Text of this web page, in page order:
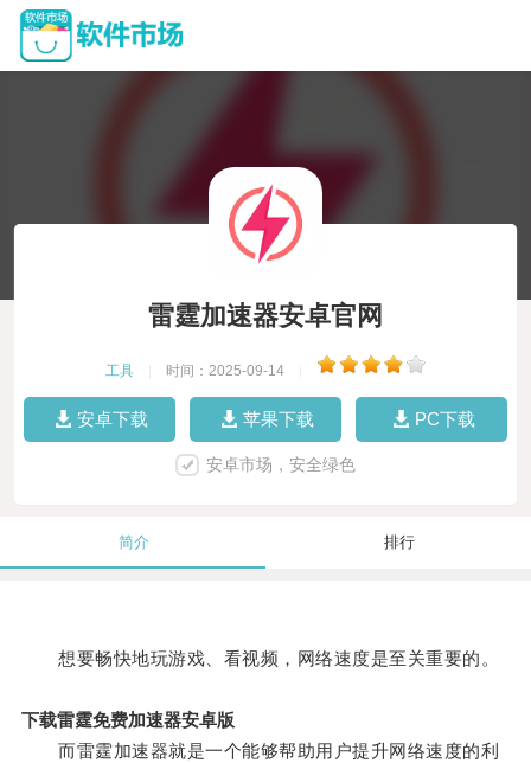
雷霆加速器安卓官网
工具 时间：2025-09-14
安卓下载 苹果下载 PC下载
安卓市场，安全绿色
简介 排行
想要畅快地玩游戏、看视频，网络速度是至关重要的。
下载雷霆免费加速器安卓版
而雷霆加速器就是一个能够帮助用户提升网络速度的利